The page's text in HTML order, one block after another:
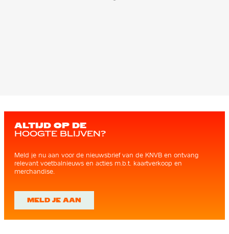
ALTIJD OP DE
HOOGTE BLIJVEN?
Meld je nu aan voor de nieuwsbrief van de KNVB en ontvang
relevant voetbalnieuws en acties m.b.t. kaartverkoop en
merchandise.
MELD JE AAN